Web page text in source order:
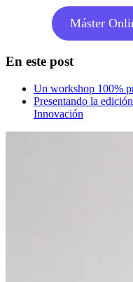
Máster
En este post
Un workshop 100%
Presentando la
Innovación